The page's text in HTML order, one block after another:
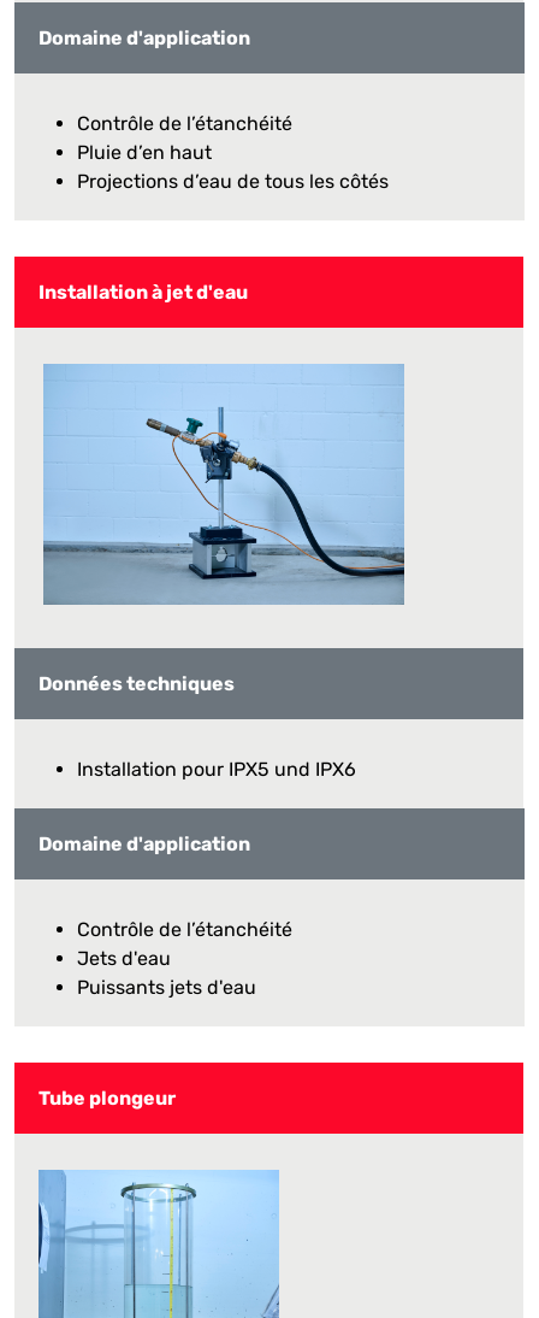
Domaine d'application
Contrôle de l’étanchéité
Pluie d’en haut
Projections d’eau de tous les côtés
Installation à jet d'eau
Données techniques
Installation pour IPX5 und IPX6
Domaine d'application
Contrôle de l’étanchéité
Jets d'eau
Puissants jets d'eau
Tube plongeur